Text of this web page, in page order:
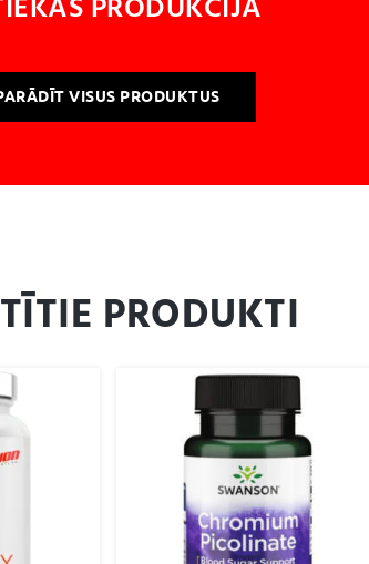
VISUS PRODUKTUS
PRODUKTI